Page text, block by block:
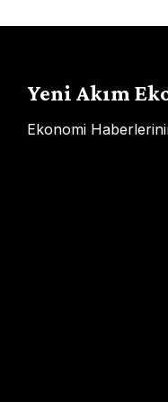
Yeni Akım
Ekonomi